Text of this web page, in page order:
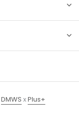
DMWS xPlus+